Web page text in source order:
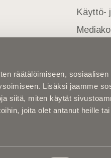
räätälöimiseen, sosiaalisen
Lisäksi jaamme
siitä, miten käytät
joita olet antanut heille
Käyttö-